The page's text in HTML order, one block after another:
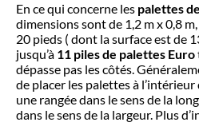
En ce qui concerne les palettes
dimensions sont de 1,2 m x 0,8
20 pieds ( dont la surface est de
jusqu’à 11 piles de palettes Euro
dépasse pas les côtés.
de placer les palettes à
une rangée dans le sens de la
dans le sens de la largeur. Plus